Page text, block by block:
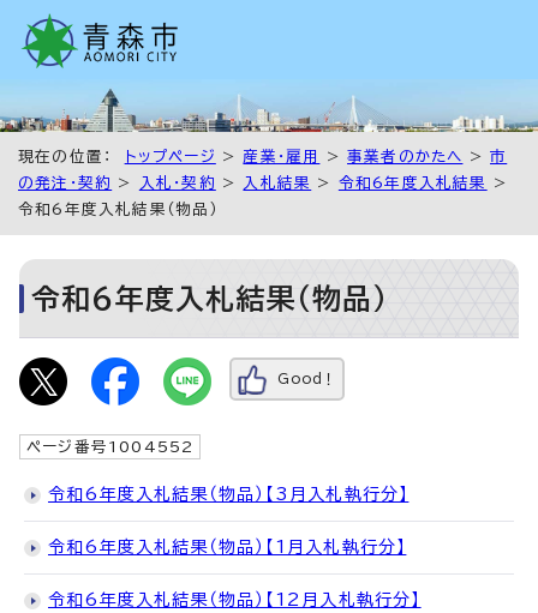
現在の位置： トップページ > 産業・雇用 >事業者のかたへ >市
の発注・契約
> 入札・契約 > 入札結果 > 令和6年度入札結果
>
令和6年度入札結果（物品）
令和6年度入札結果（物品）
Good！
ページ番号1004552
令和6年度入札結果（物品）【3月入札執行分】
令和6年度入札結果（物品）【1月入札執行分】
令和6年度入札結果（物品）【12月入札執行分】